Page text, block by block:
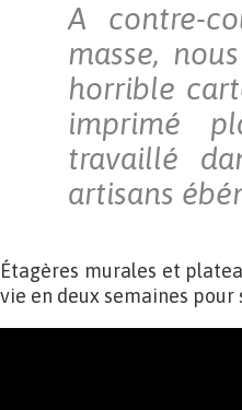
A contre-
masse,
horrible
imprimé
travaillé
artisans
Étagères murales et
vie en deux semaines